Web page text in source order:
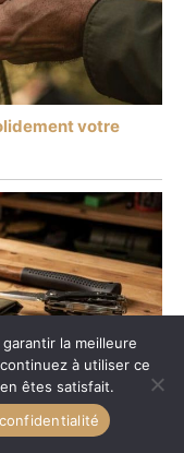
votre
la meilleure
à utiliser ce
êtes satisfait.